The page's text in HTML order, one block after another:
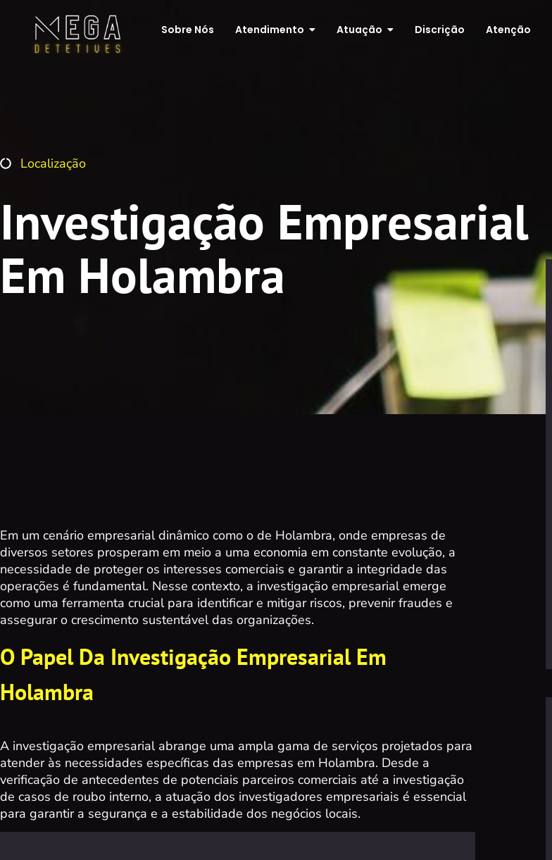
Sobre Nós Atendimento Atuação Discrição Atenção
Localização
Investigação Empresarial
Em Holambra
Em um cenário empresarial dinâmico como o de Holambra, onde empresas de
diversos setores prosperam em meio a uma economia em constante evolução, a
necessidade de proteger os interesses comerciais e garantir a integridade das
operações é fundamental. Nesse contexto, a investigação empresarial emerge
como uma ferramenta crucial para identificar e mitigar riscos, prevenir fraudes e
assegurar o crescimento sustentável das organizações.
O Papel Da Investigação Empresarial Em
Holambra
A investigação empresarial abrange uma ampla gama de serviços projetados para
atender às necessidades específicas das empresas em Holambra. Desde a
verificação de antecedentes de potenciais parceiros comerciais até a investigação
de casos de roubo interno, a atuação dos investigadores empresariais é essencial
para garantir a segurança e a estabilidade dos negócios locais.